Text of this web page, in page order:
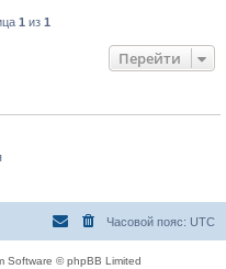
1 из 1
Перейти
Часовой пояс: UTC
Software © phpBB Limited